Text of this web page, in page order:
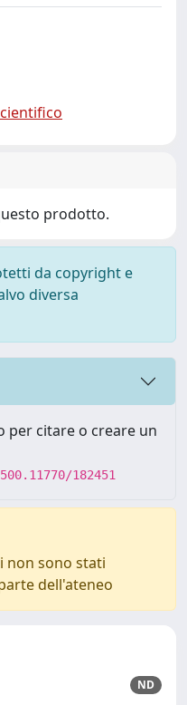
prodotto.
da copyright e
diversa
per citare o creare un
182451
non sono stati
dell'ateneo
ND